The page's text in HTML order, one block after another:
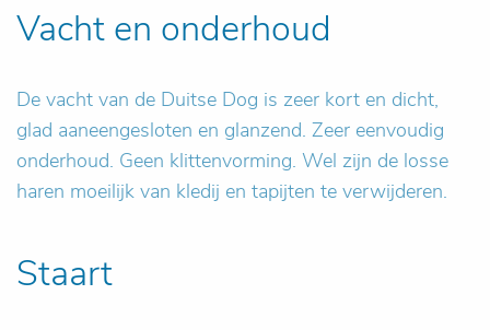
Vacht en onderhoud
De vacht van de Duitse Dog is zeer kort en dicht,
glad aaneengesloten en glanzend. Zeer eenvoudig
onderhoud. Geen klittenvorming. Wel zijn de losse
haren moeilijk van kledij en tapijten te verwijderen.
Staart